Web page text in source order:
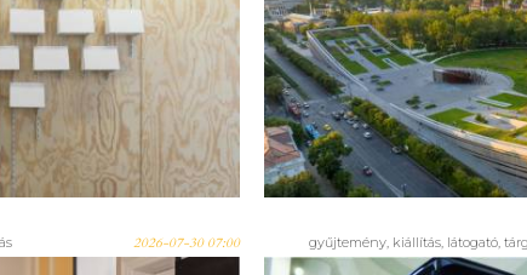
látogatható!
MARADOK? -
tárlata az
Múzeum
konferenciájára
18-
2026-07-30 07:00 gyűjtemény, kiállítás, látogató,